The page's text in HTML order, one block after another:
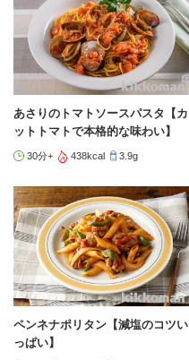
あさりのトマトソースパスタ【カ
ットトマトで本格的な味わい】
30分+ 438kcal 3.9g
ペンネナポリタン【減塩のコツい
っぱい】